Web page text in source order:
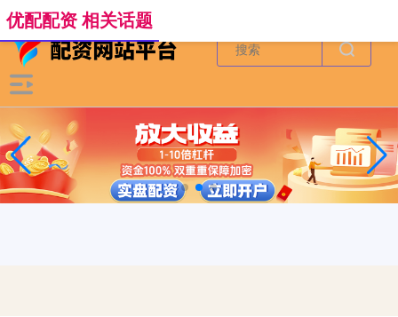
-->
优配配资 相关话题